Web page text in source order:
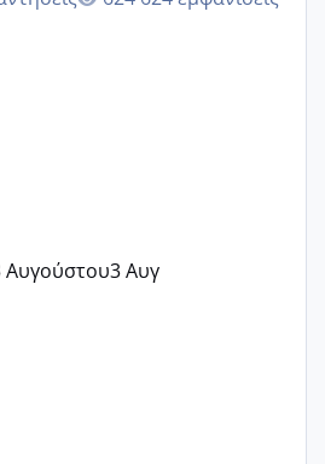
@Christi.D.
Αυγούστου3 Αυγ